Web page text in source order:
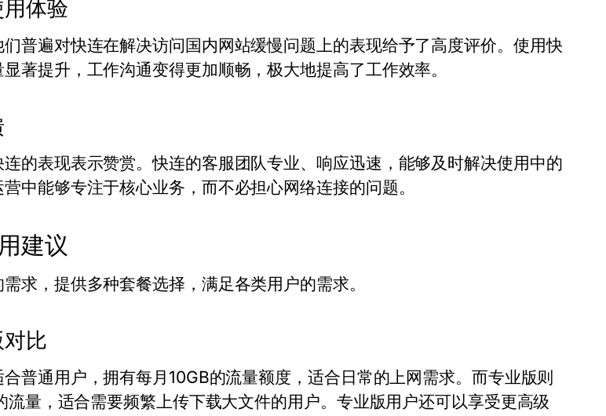
体验
普遍对快连在解决访问国内网站缓慢问题上的表现给予了高度评价。使用快
著提升，工作沟通变得更加顺畅，极大地提高了工作效率。
的表现表示赞赏。快连的客服团队专业、响应迅速，能够及时解决使用中的
中能够专注于核心业务，而不必担心网络连接的问题。
建议
求，提供多种套餐选择，满足各类用户的需求。
比
普通用户，拥有每月10GB的流量额度，适合日常的上网需求。而专业版则
量，适合需要频繁上传下载大文件的用户。专业版用户还可以享受更高级